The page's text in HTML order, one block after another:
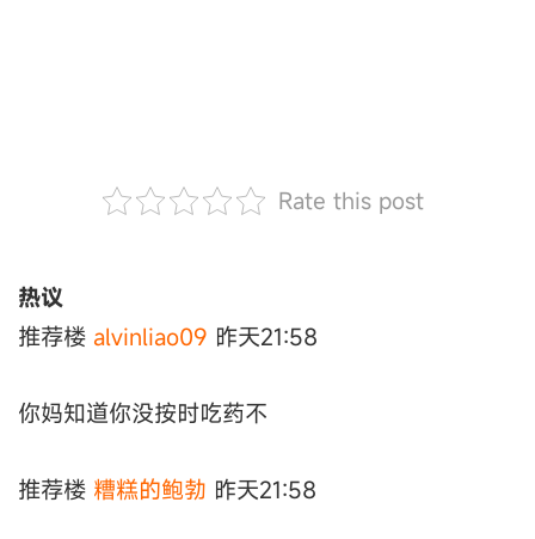
Rate this post
热议
推荐楼 alvinliao09 昨天21:58
你妈知道你没按时吃药不
推荐楼 糟糕的鲍勃 昨天21:58